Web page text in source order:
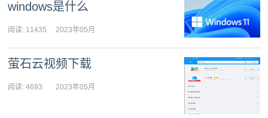
windows是什么
阅读: 11435
2023年05月
萤石云视频下载
阅读: 4693
2023年05月